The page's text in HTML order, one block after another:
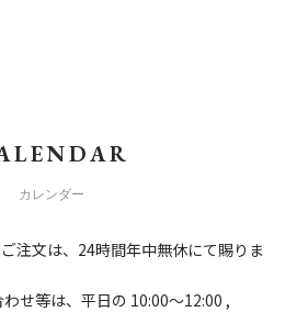
カレンダー
注文は、24時間年中無休にて賜りま
わせ等は、平日の 10:00～12:00 ,